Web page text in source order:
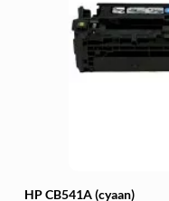
HP CB541A (cyaan)